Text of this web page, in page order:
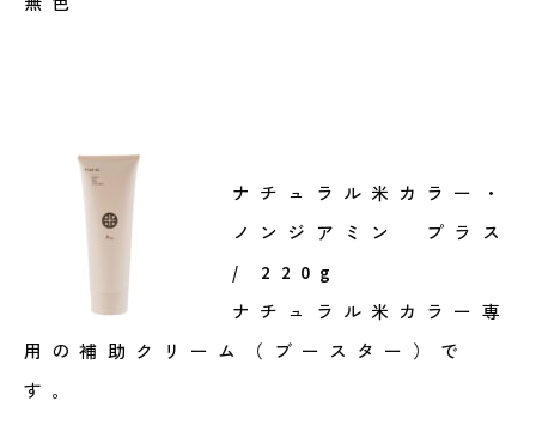
ナチュラル米カラー・
ノンジアミン プラス
/ 220g
ナチュラル米カラー専
用の補助クリーム（ブースター）で
す。